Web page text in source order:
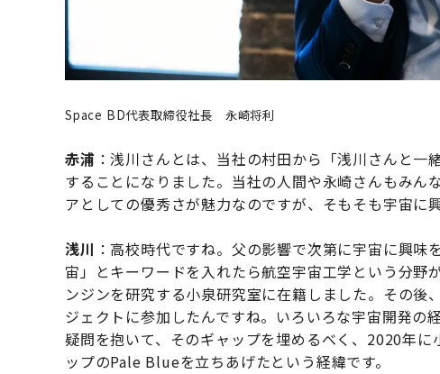
Space BD代表取締役社長 永崎将利
赤浦 ：浅川さんとは、当社の村田から「浅川さんと
することになりました。当社の人間や永崎さんもみん
アとしての優秀さが魅力なのですが、そもそも宇宙に
浅川 ：高校時代ですね。父の影響で次第に宇宙に興
宙」とキーワードを入れたら航空宇宙工学という分
ンジンを研究する小泉研究室に在籍しました。その
ジェクトに参加したんですね。いろいろな宇宙開発の
疑問を抱いて、そのギャップを埋めるべく、2020年
ップのPale Blueを立ちあげたという経緯です。